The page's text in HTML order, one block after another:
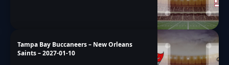
Tampa Bay Buccaneers – New Orleans
Saints – 2027-01-10